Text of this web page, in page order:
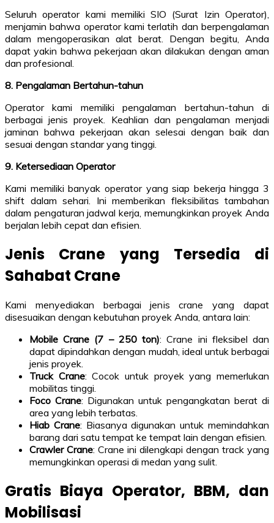
Seluruh operator kami memiliki SIO (Surat Izin Operator),
menjamin bahwa operator kami terlatih dan berpengalaman
dalam mengoperasikan alat berat. Dengan begitu, Anda
dapat yakin bahwa pekerjaan akan dilakukan dengan aman
dan profesional.
8. Pengalaman Bertahun-tahun
Operator kami memiliki pengalaman bertahun-tahun di
berbagai jenis proyek. Keahlian dan pengalaman menjadi
jaminan bahwa pekerjaan akan selesai dengan baik dan
sesuai dengan standar yang tinggi.
9. Ketersediaan Operator
Kami memiliki banyak operator yang siap bekerja hingga 3
shift dalam sehari. Ini memberikan fleksibilitas tambahan
dalam pengaturan jadwal kerja, memungkinkan proyek Anda
berjalan lebih cepat dan efisien.
Jenis Crane yang Tersedia di
Sahabat Crane
Kami menyediakan berbagai jenis crane yang dapat
disesuaikan dengan kebutuhan proyek Anda, antara lain:
Mobile Crane (7 – 250 ton): Crane ini fleksibel dan
dapat dipindahkan dengan mudah, ideal untuk berbagai
jenis proyek.
Truck Crane: Cocok untuk proyek yang memerlukan
mobilitas tinggi.
Foco Crane: Digunakan untuk pengangkatan berat di
area yang lebih terbatas.
Hiab Crane: Biasanya digunakan untuk memindahkan
barang dari satu tempat ke tempat lain dengan efisien.
Crawler Crane: Crane ini dilengkapi dengan track yang
memungkinkan operasi di medan yang sulit.
Gratis Biaya Operator, BBM, dan
Mobilisasi